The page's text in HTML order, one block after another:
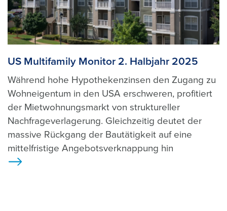
US Multifamily Monitor 2. Halbjahr 2025
Während hohe Hypothekenzinsen den Zugang zu
Wohneigentum in den USA erschweren, profitiert
der Mietwohnungsmarkt von struktureller
Nachfrageverlagerung. Gleichzeitig deutet der
massive Rückgang der Bautätigkeit auf eine
mittelfristige Angebotsverknappung hin